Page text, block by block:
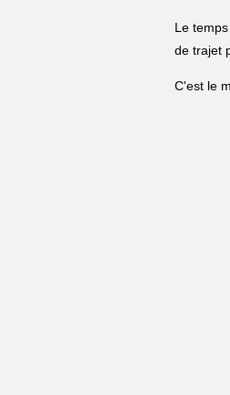
Le
de trajet
C'est le